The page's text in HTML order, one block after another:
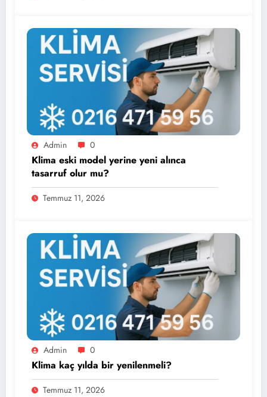
Admin 0
Klima eski model yerine yeni alınca
tasarruf olur mu?
Temmuz 11, 2026
Admin 0
Klima kaç yılda bir yenilenmeli?
Temmuz 11, 2026